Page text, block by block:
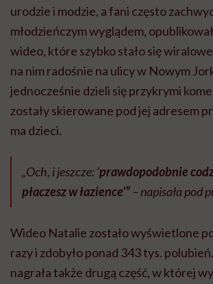
urodzie i modzie, a fani często
młodzieńczym wyglądem,
wideo, które szybko stało się
na nim radośnie na ulicy w Nowym
jednocześnie dzieli się przykrymi
zostały skierowane pod jej adresem
ma dzieci.
„Och, i jeszcze: ’prawdopodobnie
płaczesz w łazience'”– napisała pod
Wideo Natalie zostało wyświetlone
razy i zdobyło ponad 343 tys.
nagrała także drugą część, w której